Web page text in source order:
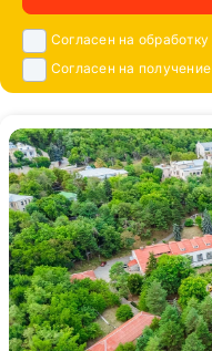
Согласен на обработку
Согласен на получение